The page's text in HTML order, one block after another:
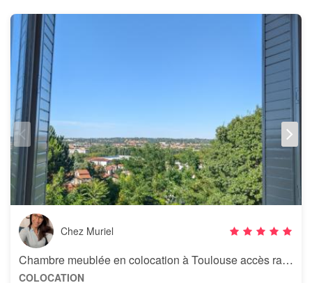
Chez Muriel
Chambre meublée en colocation à Toulouse accès rapide au centre-ville
COLOCATION